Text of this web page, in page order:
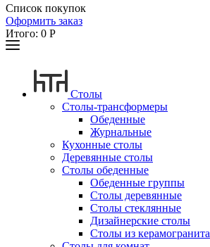
Список покупок
Оформить заказ
Итого: 0 Р
Столы
Столы-трансформеры
Обеденные
Журнальные
Кухонные столы
Деревянные столы
Столы обеденные
Обеденные группы
Столы деревянные
Столы стеклянные
Дизайнерские столы
Столы из керамогранита